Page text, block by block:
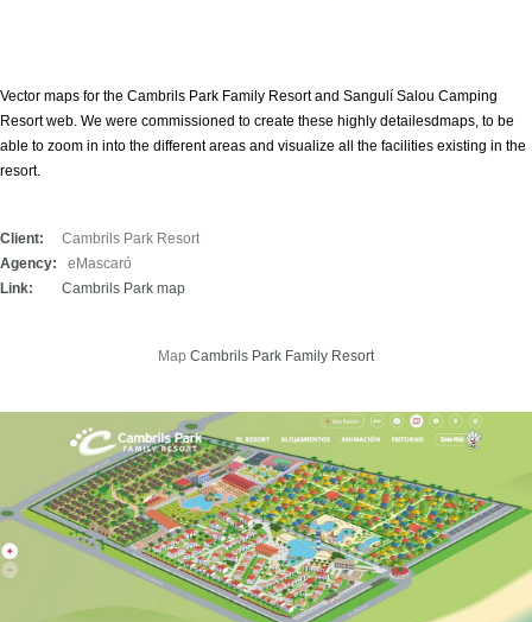
Vector maps for the Cambrils Park Family Resortand Sangulí Salou Camping
Resortweb. We were commissioned to create these highly detailesdmaps, to be
able to zoom in into the different areas and visualize all the facilities existing in the
resort.
Client:
Cambrils Park Resort
Agency:
eMascaró
Link:
Cambrils Park map
Map Cambrils Park Family Resort
funcionalidad
y estructura
de la web, en
base a cómo
se usa la
Experiencia
Para que
nuestra web
funcione lo
mejor posible
durante tu
visita. Si
rechaza estas
cookies,
algunas
funcionalidades
desaparecerán
de la web. To